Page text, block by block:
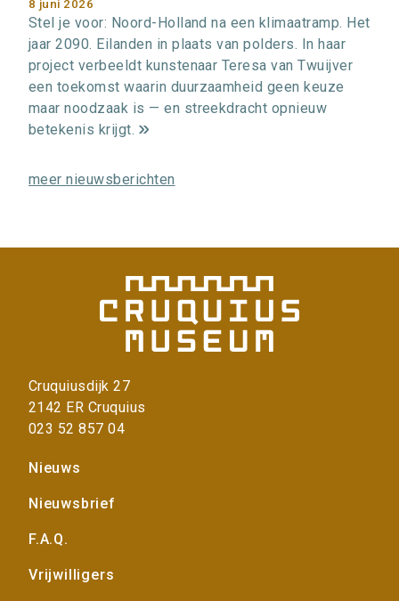
8 juni 2026
Stel je voor: Noord-Holland na een klimaatramp. Het
jaar 2090. Eilanden in plaats van polders. In haar
project verbeeldt kunstenaar Teresa van Twuijver
een toekomst waarin duurzaamheid geen keuze
maar noodzaak is — en streekdracht opnieuw
betekenis krijgt.
e
n
o
r
m
e
meer nieuwsberichten
Cruquiusdijk 27
2142 ER Cruquius
023 52 857 04
Voet
Nieuws
Nieuwsbrief
F.A.Q.
Vrijwilligers